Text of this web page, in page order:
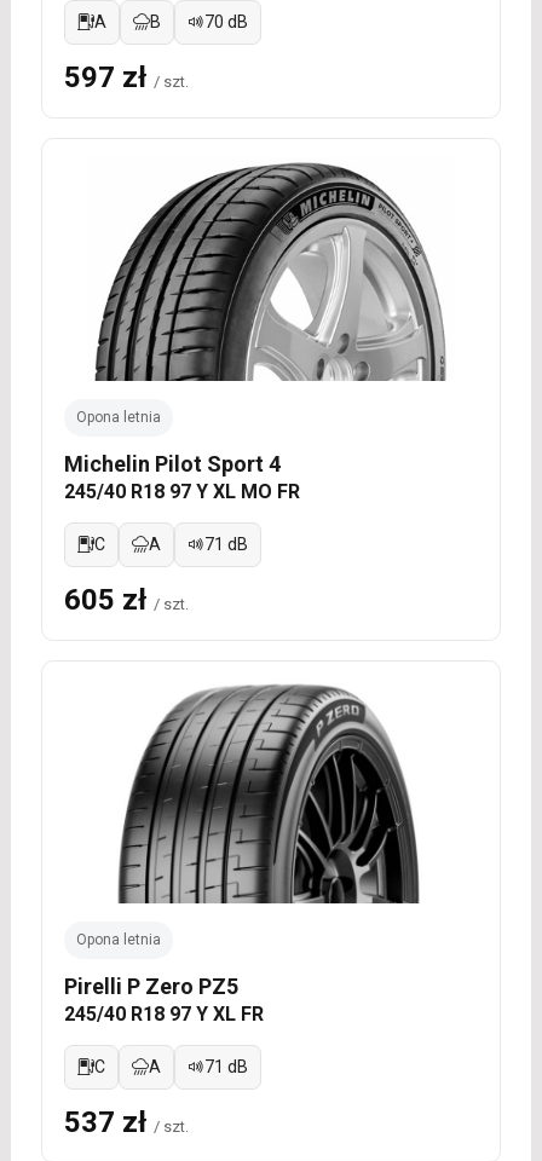
A B 70 dB
597 zł / szt.
Opona letnia
Michelin Pilot Sport 4
245/40 R18 97 Y XL MO FR
C A 71 dB
605 zł / szt.
Opona letnia
Pirelli P Zero PZ5
245/40 R18 97 Y XL FR
C A 71 dB
537 zł / szt.